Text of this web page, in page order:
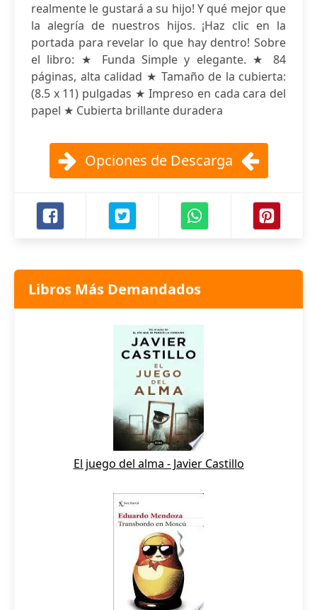
realmente le gustará a su hijo! Y qué mejor que
la alegría de nuestros hijos. ¡Haz clic en la
portada para revelar lo que hay dentro! Sobre
el libro: ★ Funda Simple y elegante. ★ 84
páginas, alta calidad ★ Tamaño de la cubierta:
(8.5 x 11) pulgadas ★ Impreso en cada cara del
papel ★ Cubierta brillante duradera
Opciones de Descarga
Libros Más Demandados
El juego del alma - Javier Castillo